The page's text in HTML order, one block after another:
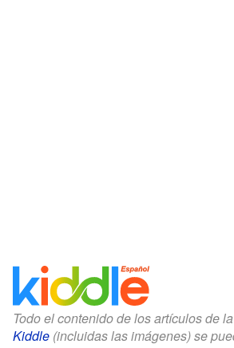
Todo el contenido de los artículos de la
Kiddle (incluidas las imágenes) se